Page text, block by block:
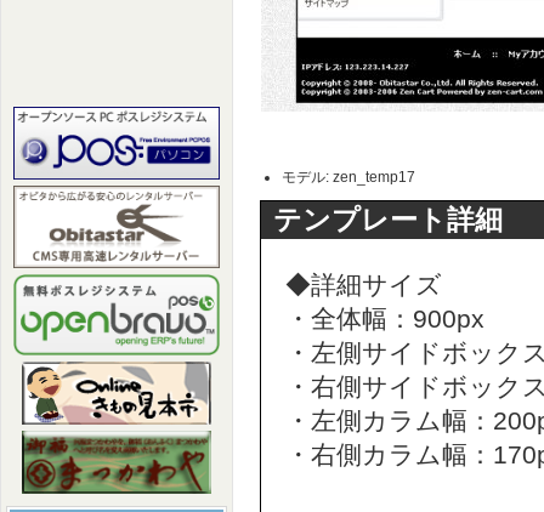
モデル: zen_temp17
テンプレート詳細
◆詳細サイズ
・全体幅：900px
・左側サイドボック
・右側サイドボック
・左側カラム幅：
・右側カラム幅：